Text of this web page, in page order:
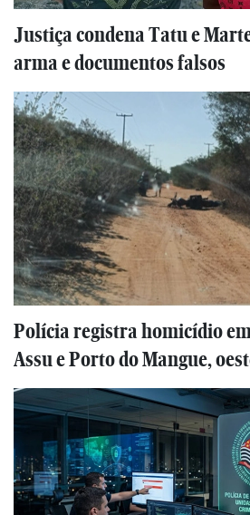
Justiça condena Tatu e
arma e documentos falsos
Polícia registra homicídio
Assu e Porto do Mangue,